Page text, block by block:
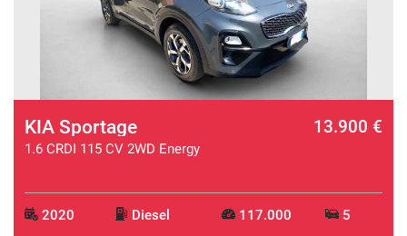
KIA Sportage
1.6 CRDI 115 CV 2WD Energy
13.900 €
2020 Diesel 117.000 5